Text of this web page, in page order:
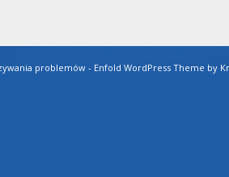
problemów - Enfold WordPress Theme by